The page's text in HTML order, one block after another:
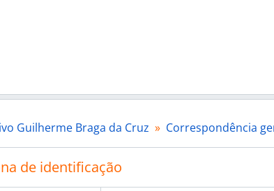
Guilherme Braga da Cruz Correspondência
de identificação